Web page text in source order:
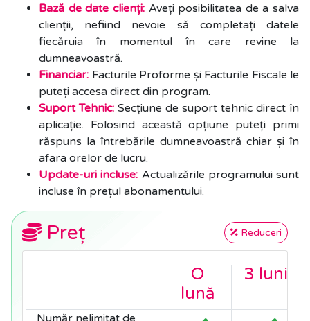
Bază de date clienți:Aveți posibilitatea de a salva
clienții, nefiind nevoie să completați datele
fiecăruia în momentul în care revine la
dumneavoastră.
Financiar: Facturile Proforme și Facturile Fiscale le
puteți accesa direct din program.
Suport Tehnic: Secțiune de suport tehnic direct în
aplicație. Folosind această opțiune puteți primi
răspuns la întrebările dumneavoastră chiar și în
afara orelor de lucru.
Update-uri incluse: Actualizările programului sunt
incluse în prețul abonamentului.
Reduceri
Preț
O
lună
3 luni
Număr nelimitat de